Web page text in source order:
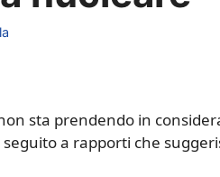
sta prendendo in
a rapporti che